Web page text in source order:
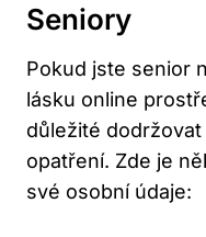
Seniory
Pokud jste senior
lásku online
důležité
opatření. Zde je
své osobní údaje: